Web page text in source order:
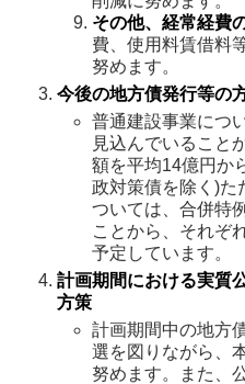
その他、経常経費
費、使用料賃借料
努めます。
今後の地方債発行等の
普通建設事業につ
見込んでいること
額を平均14億円か
政対策債を除く)た
ついては、合併特
ことから、それぞ
予定しています。
計画期間における実質
方策
計画期間中の地方
選を図りながら、
努めます。また、